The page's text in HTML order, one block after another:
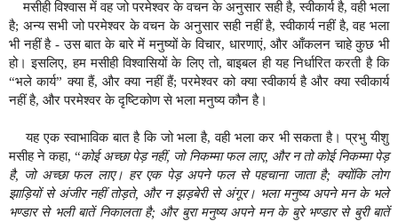
मसीही विश्वास में वह जो परमेश्वर के वचन के अनुसार सही है, स्वीकार्य है, वही भला
है; अन्य सभी जो परमेश्वर के वचन के अनुसार सही नहीं है, स्वीकार्य नहीं है, वह भला
भी नहीं है - उस बात के बारे में मनुष्यों के विचार, धारणाएं, और आँकलन चाहे कुछ भी
हो। इसलिए, हम मसीही विश्वासियों के लिए तो, बाइबल ही यह निर्धारित करती है कि
“भले कार्य” क्या हैं, और क्या नहीं हैं; परमेश्वर को क्या स्वीकार्य है और क्या स्वीकार्य
नहीं है, और परमेश्वर के दृष्टिकोण से भला मनुष्य कौन है।
यह एक स्वाभाविक बात है कि जो भला है, वही भला कर भी सकता है। प्रभु यीशु
मसीह ने कहा, “कोई अच्छा पेड़ नहीं, जो निकम्मा फल लाए, और न तो कोई निकम्मा पेड़
है, जो अच्छा फल लाए। हर एक पेड़ अपने फल से पहचाना जाता है; क्योंकि लोग
झाड़ियों से अंजीर नहीं तोड़ते, और न झड़बेरी से अंगूर। भला मनुष्य अपने मन के भले
भण्डार से भली बातें निकालता है; और बुरा मनुष्य अपने मन के बुरे भण्डार से बुरी बातें